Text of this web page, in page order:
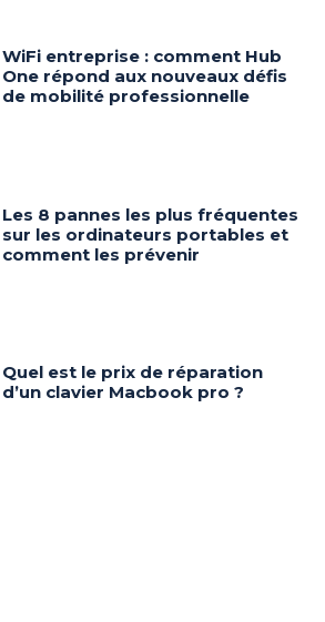
WiFi entreprise : comment Hub
One répond aux nouveaux défis
de mobilité professionnelle
Les 8 pannes les plus fréquentes
sur les ordinateurs portables et
comment les prévenir
Quel est le prix de réparation
d’un clavier Macbook pro ?